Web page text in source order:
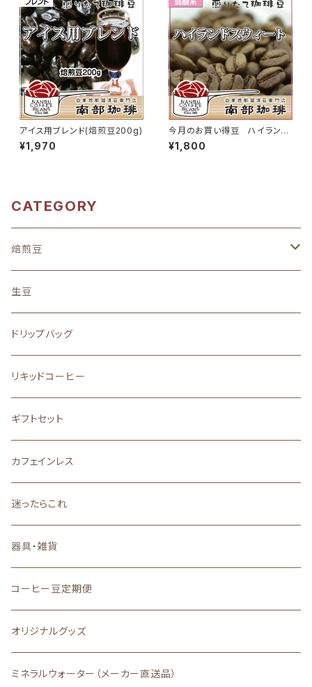
アイス用ブレンド(焙煎豆200g)
¥1,970
今月のお買い得豆 ハイランド
スウィート(焙煎豆200g)
¥1,800
CATEGORY
焙煎豆
地域別
中南米
アフリカ
味わい
フルーティーな酸味を楽しむ
バランスの良い味と香り
ストレート
ブレンド
生豆
ドリップバッグ
リキッドコーヒー
ギフトセット
カフェインレス
迷ったらこれ
器具・雑貨
コーヒー豆定期便
オリジナルグッズ
ミネラルウォーター（メーカー直送品）